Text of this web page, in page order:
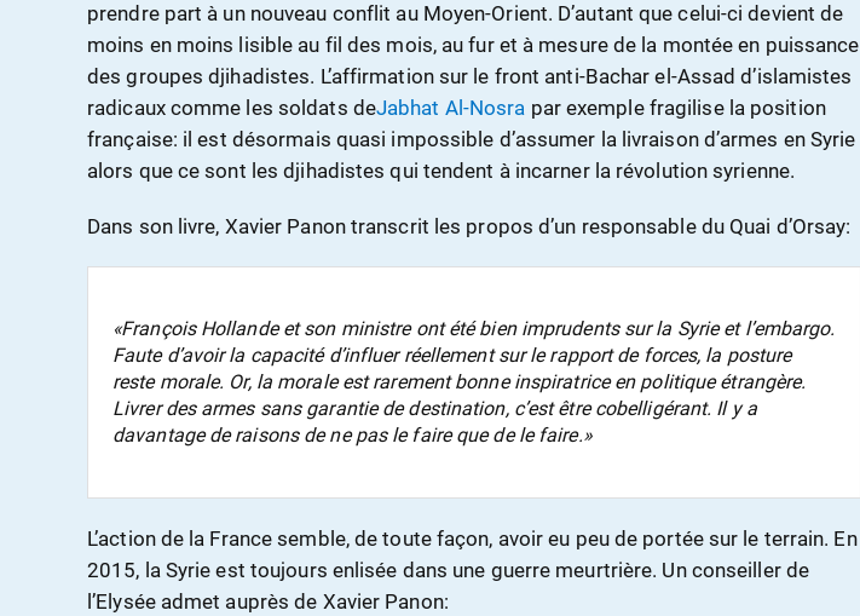
prendre part à un nouveau conflit au Moyen-Orient. D’autant que celui-ci devient de
moins en moins lisible au fil des mois, au fur et à mesure de la montée en puissance
des groupes djihadistes. L’affirmation sur le front anti-Bachar el-Assad d’islamistes
radicaux comme les soldats deJabhat Al-Nosra par exemple fragilise la position
française: il est désormais quasi impossible d’assumer la livraison d’armes en Syrie
alors que ce sont les djihadistes qui tendent à incarner la révolution syrienne.
Dans son livre, Xavier Panon transcrit les propos d’un responsable du Quai d’Orsay:
«François Hollande et son ministre ont été bien imprudents sur la Syrie et l’embargo.
Faute d’avoir la capacité d’influer réellement sur le rapport de forces, la posture
reste morale. Or, la morale est rarement bonne inspiratrice en politique étrangère.
Livrer des armes sans garantie de destination, c’est être cobelligérant. Il y a
davantage de raisons de ne pas le faire que de le faire.»
L’action de la France semble, de toute façon, avoir eu peu de portée sur le terrain. En
2015, la Syrie est toujours enlisée dans une guerre meurtrière. Un conseiller de
l’Elysée admet auprès de Xavier Panon: